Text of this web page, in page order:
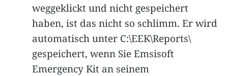
weggeklickt und nicht gespeichert
haben, ist das nicht so schlimm. Er wird
automatisch unter C:\EEK\Reports\
gespeichert, wenn Sie Emsisoft
Emergency Kit an seinem